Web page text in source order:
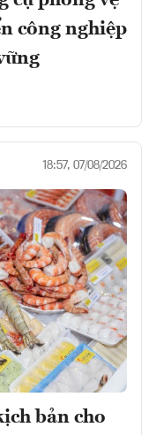
công nghiệp
18:57, 07/08/2026
bản cho